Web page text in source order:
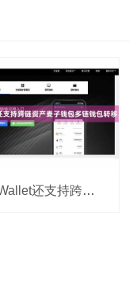
MathWallet还支持跨链资产麦子钱包多链钱包转移